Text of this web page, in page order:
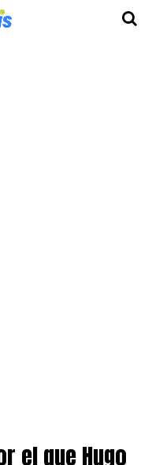
el que Hugo